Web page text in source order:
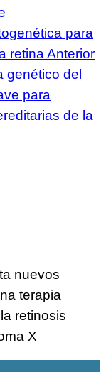
para
retina Anterior
genético del
para
de la
nuevos
terapia
retinosis
X